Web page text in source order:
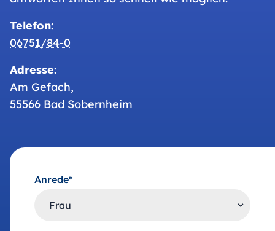
Telefon:
06751/84-0
Adresse:
Am Gefach,
55566 Bad Sobernheim
Anrede*